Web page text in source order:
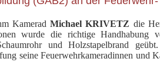
KameradMichael KRIVETZ die
wurde die richtige Handhabung
und Holzstapelbrand
seine Feuerwehrkameradinnen und